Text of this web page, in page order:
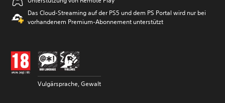
Das Cloud-Streaming auf der PS5 und dem PS Portal wird nur bei
vorhandenem Premium-Abonnement unterstützt
Vulgärsprache, Gewalt